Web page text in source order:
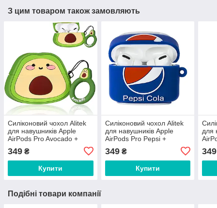
З цим товаром також замовляють
Силіконовий чохол Alitek
для навушників Apple
AirPods Pro Avocado +
349 ₴
Купити
Силіконовий чохол Alitek
для навушників Apple
AirPods Pro Pepsi +
349₴
Купити
для
349
Подібні товари компанії